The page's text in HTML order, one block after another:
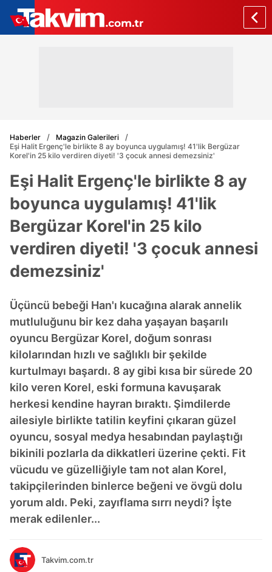
Haberler
Magazin Galerileri
Eşi Halit Ergenç'le birlikte 8 ay boyunca uygulamış! 41'lik Bergüzar
Korel'in 25 kilo verdiren diyeti! '3 çocuk annesi demezsiniz'
Eşi Halit Ergenç'le birlikte 8 ay
boyunca uygulamış! 41'lik
Bergüzar Korel'in 25 kilo
verdiren diyeti! '3 çocuk annesi
demezsiniz'
Üçüncü bebeği Han'ı kucağına alarak annelik
mutluluğunu bir kez daha yaşayan başarılı
oyuncu Bergüzar Korel, doğum sonrası
kilolarından hızlı ve sağlıklı bir şekilde
kurtulmayı başardı. 8 ay gibi kısa bir sürede 20
kilo veren Korel, eski formuna kavuşarak
herkesi kendine hayran bıraktı. Şimdilerde
ailesiyle birlikte tatilin keyfini çıkaran güzel
oyuncu, sosyal medya hesabından paylaştığı
bikinili pozlarla da dikkatleri üzerine çekti. Fit
vücudu ve güzelliğiyle tam not alan Korel,
takipçilerinden binlerce beğeni ve övgü dolu
yorum aldı. Peki, zayıflama sırrı neydi? İşte
merak edilenler...
Takvim.com.tr